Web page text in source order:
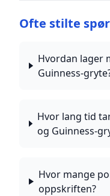
Ofte stilte
Hvordan lager
Guinness-
Hvor lang tid
og Guinness-
Hvor mange
oppskriften?